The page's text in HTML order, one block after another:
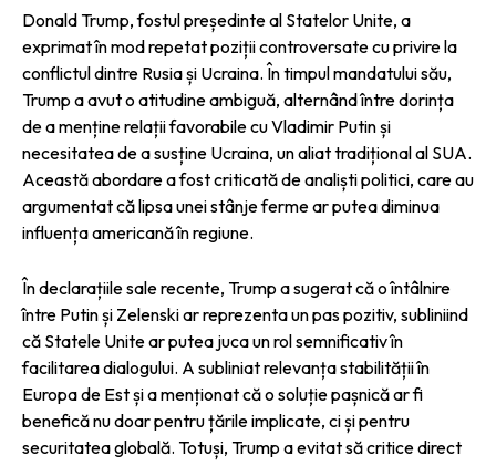
Donald Trump, fostul președinte al Statelor Unite, a
exprimat în mod repetat poziții controversate cu privire la
conflictul dintre Rusia și Ucraina. În timpul mandatului său,
Trump a avut o atitudine ambiguă, alternând între dorința
de a menține relații favorabile cu Vladimir Putin și
necesitatea de a susține Ucraina, un aliat tradițional al SUA.
Această abordare a fost criticată de analiști politici, care au
argumentat că lipsa unei stânje ferme ar putea diminua
influența americană în regiune.
În declarațiile sale recente, Trump a sugerat că o întâlnire
între Putin și Zelenski ar reprezenta un pas pozitiv, subliniind
că Statele Unite ar putea juca un rol semnificativ în
facilitarea dialogului. A subliniat relevanța stabilității în
Europa de Est și a menționat că o soluție pașnică ar fi
benefică nu doar pentru țările implicate, ci și pentru
securitatea globală. Totuși, Trump a evitat să critice direct